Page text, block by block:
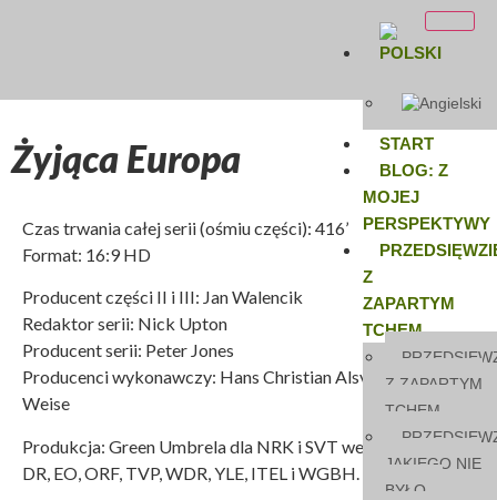
START
BLOG: Z
MOJEJ
PERSPEKTYWY
Z
ZAPARTYM
TCHEM
Z ZAPARTYM
TCHEM
JAKIEGO NIE
BYŁO
Żyjąca Europa
Czas trwania całej serii (ośmiu części): 416’
Format: 16:9 HD
Producent części II i III: Jan Walencik
Redaktor serii: Nick Upton
Producent serii: Peter Jones
Producenci wykonawczy: Hans Christian Alsvik, Arne
Weise
Produkcja: Green Umbrela dla NRK i SVT we współpracy z
DR, EO, ORF, TVP, WDR, YLE, ITEL i WGBH.